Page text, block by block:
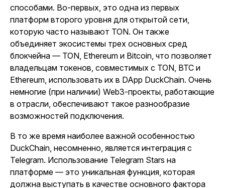
способами. Во-первых, это одна из первых
платформ второго уровня для открытой сети,
которую часто называют TON. Он также
объединяет экосистемы трех основных сред
блокчейна — TON, Ethereum и Bitcoin, что позволяет
владельцам токенов, совместимых с TON, BTC и
Ethereum, использовать их в DApp DuckChain. Очень
немногие (при наличии) Web3-проекты, работающие
в отрасли, обеспечивают такое разнообразие
возможностей подключения.
В то же время наиболее важной особенностью
DuckChain, несомненно, является интеграция с
Telegram. Использование Telegram Stars на
платформе — это уникальная функция, которая
должна выступать в качестве основного фактора